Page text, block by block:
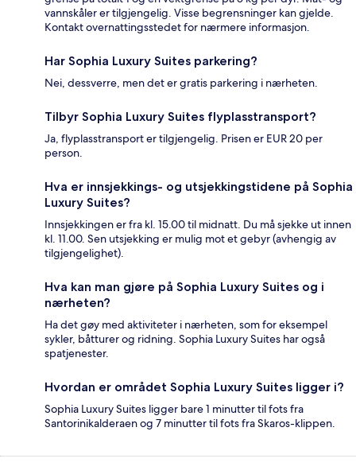
vannskåler er tilgjengelig. Visse begrensninger kan gjelde.
Kontakt overnattingsstedet for nærmere informasjon.
Har Sophia Luxury Suites parkering?
Nei, dessverre, men det er gratis parkering i nærheten.
Tilbyr Sophia Luxury Suites flyplasstransport?
Ja, flyplasstransport er tilgjengelig. Prisen er EUR 20 per
person.
Hva er innsjekkings- og utsjekkingstidene på Sophia
Luxury Suites?
Innsjekkingen er fra kl. 15.00 til midnatt. Du må sjekke ut innen
kl. 11.00. Sen utsjekking er mulig mot et gebyr (avhengig av
tilgjengelighet).
Hva kan man gjøre på Sophia Luxury Suites og i
nærheten?
Ha det gøy med aktiviteter i nærheten, som for eksempel
sykler, båtturer og ridning. Sophia Luxury Suites har også
spatjenester.
Hvordan er området Sophia Luxury Suites ligger i?
Sophia Luxury Suites ligger bare 1 minutter til fots fra
Santorinikalderaen og 7 minutter til fots fra Skaros-klippen.